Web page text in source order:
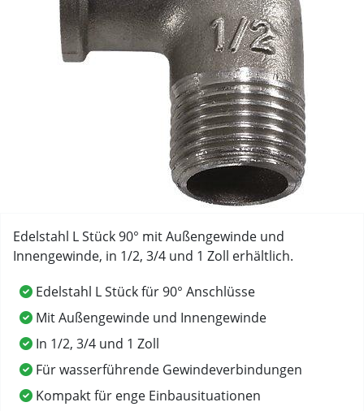
Edelstahl L Stück 90° mit Außengewinde und
Innengewinde, in 1/2, 3/4 und 1 Zoll erhältlich.
Edelstahl L Stück für 90° Anschlüsse
Mit Außengewinde und Innengewinde
In 1/2, 3/4 und 1 Zoll
Für wasserführende Gewindeverbindungen
Kompakt für enge Einbausituationen